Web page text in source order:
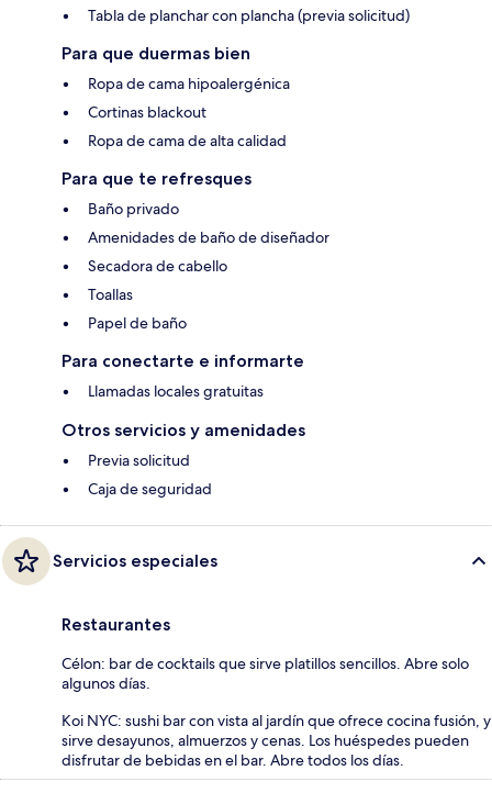
Tabla de planchar con plancha (previa solicitud)
Para que duermas bien
Ropa de cama hipoalergénica
Cortinas blackout
Ropa de cama de alta calidad
Para que te refresques
Baño privado
Amenidades de baño de diseñador
Secadora de cabello
Toallas
Papel de baño
Para conectarte e informarte
Llamadas locales gratuitas
Otros servicios y amenidades
Previa solicitud
Caja de seguridad
Servicios especiales
Restaurantes
Célon: bar de cocktails que sirve platillos sencillos. Abre solo
algunos días.
Koi NYC: sushi bar con vista al jardín que ofrece cocina fusión, y
sirve desayunos, almuerzos y cenas. Los huéspedes pueden
disfrutar de bebidas en el bar. Abre todos los días.